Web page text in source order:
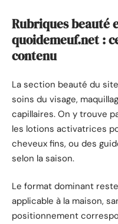
Rubriques beauté
quoidemeuf.net :
contenu
La section beauté du
soins du visage,
capillaires. On y trouve
les lotions activatrices
cheveux fins, ou des
selon la saison.
Le format dominant
applicable à la maison,
positionnement